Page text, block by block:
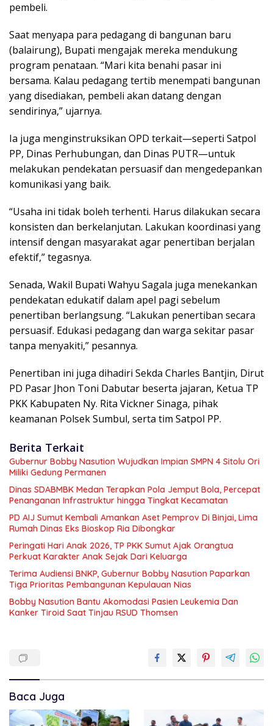
pembeli.
Saat menyapa para pedagang di bangunan baru
(balairung), Bupati mengajak mereka mendukung
program penataan. “Mari kita benahi pasar ini
bersama. Kalau pedagang tertib menempati bangunan
yang disediakan, pembeli akan datang dengan
sendirinya,” ujarnya.
Ia juga menginstruksikan OPD terkait—seperti Satpol
PP, Dinas Perhubungan, dan Dinas PUTR—untuk
melakukan pendekatan persuasif dan mengedepankan
komunikasi yang baik.
“Usaha ini tidak boleh terhenti. Harus dilakukan secara
konsisten dan berkelanjutan. Lakukan koordinasi yang
intensif dengan masyarakat agar penertiban berjalan
efektif,” tegasnya.
Senada, Wakil Bupati Wahyu Sagala juga menekankan
pendekatan edukatif dalam apel pagi sebelum
penertiban berlangsung. “Lakukan penertiban secara
persuasif. Edukasi pedagang dan warga sekitar pasar
tanpa menyakiti,” pesannya.
Penertiban ini juga dihadiri Sekda Charles Bantjin, Dirut
PD Pasar Jhon Toni Dabutar beserta jajaran, Ketua TP
PKK Kabupaten Ny. Rita Vickner Sinaga, pihak
keamanan Polsek Sumbul, serta tim Satpol PP.
Berita Terkait
Gubernur Bobby Nasution Wujudkan Impian SMPN 4 Sitolu Ori
Miliki Gedung Permanen
Dinas SDABMBK Medan Terapkan Pola Jemput Bola, Percepat
Penanganan Infrastruktur hingga Tingkat Kecamatan
PD AIJ Sumut Kembali Amankan Aset Pemprov Di Binjai, Lima
Rumah Dinas Eks Bioskop Ria Dibongkar
Peringati Hari Anak 2026, TP PKK Sumut Ajak Orangtua
Perkuat Karakter Anak Sejak Dari Keluarga
Terima Audiensi BNKP, Gubernur Bobby Nasution Paparkan
Tiga Prioritas Pembangunan Kepulauan Nias
Bobby Nasution Bantu Akomodasi Pasien Leukemia Dan
Kanker Tiroid Saat Tinjau RSUD Thomsen
Baca Juga